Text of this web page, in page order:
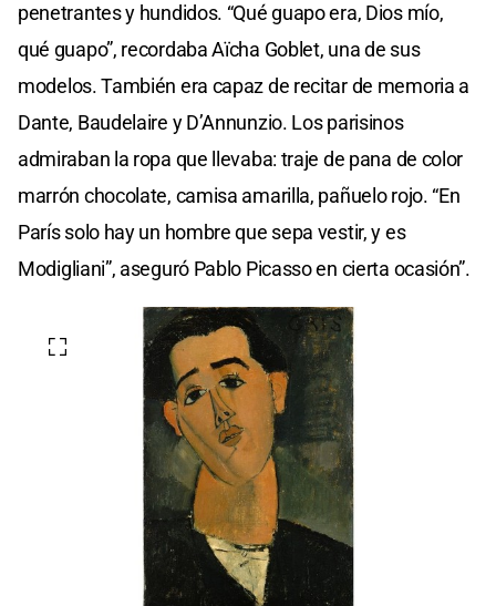
penetrantes y hundidos. “Qué guapo era, Dios mío,
qué guapo”, recordaba Aïcha Goblet, una de sus
modelos. También era capaz de recitar de memoria a
Dante, Baudelaire y D’Annunzio. Los parisinos
admiraban la ropa que llevaba: traje de pana de color
marrón chocolate, camisa amarilla, pañuelo rojo. “En
París solo hay un hombre que sepa vestir, y es
Modigliani”, aseguró Pablo Picasso en cierta ocasión”.